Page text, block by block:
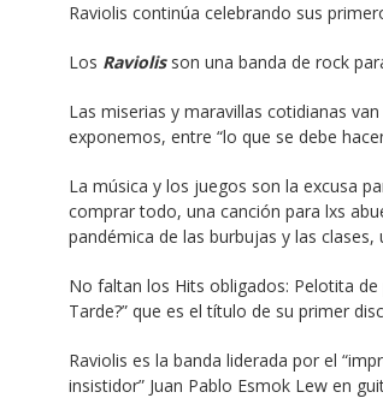
Raviolis continúa celebrando sus
Los Raviolis son una banda de rock
Las miserias y maravillas cotidianas
exponemos, entre “lo que se debe
La música y los juegos son la excusa
comprar todo, una canción para lxs
pandémica de las burbujas y las
No faltan los Hits obligados: Pelotita
Tarde?” que es el título de su primer
Raviolis es la banda liderada por el
insistidor” Juan Pablo Esmok Lew en